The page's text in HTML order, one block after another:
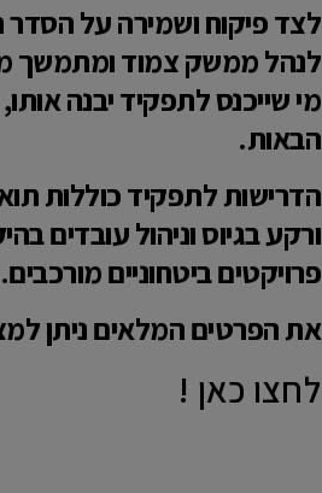
לצד פיקוח ושמירה על הסדר
לנהל ממשק צמוד ומתמשך
מי שייכנס לתפקיד יבנה
הבאות.
הדרישות לתפקיד כוללות
ורקע בגיוס וניהול עובדים
פרויקטים ביטחוניים
את הפרטים המלאים ניתן
לחצו כאן !